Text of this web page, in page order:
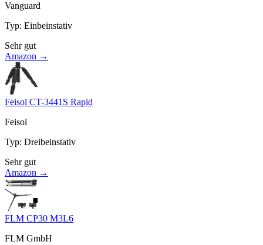
Vanguard
Typ: Einbeinstativ
Sehr gut
Amazon →
Feisol CT-3441S Rapid
Feisol
Typ: Dreibeinstativ
Sehr gut
Amazon →
FLM CP30 M3L6
FLM GmbH